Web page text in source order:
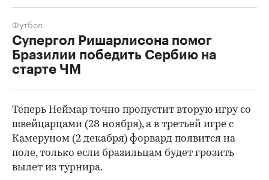
Супергол Ришарлисона помог
Бразилии победить Сербию на
старте ЧМ
Футбол
Теперь Неймар точно пропустит вторую игру со
швейцарцами (28 ноября), а в третьей игре с
Камеруном (2 декабря) форвард появится на
поле, только если бразильцам будет грозить
вылет из турнира.